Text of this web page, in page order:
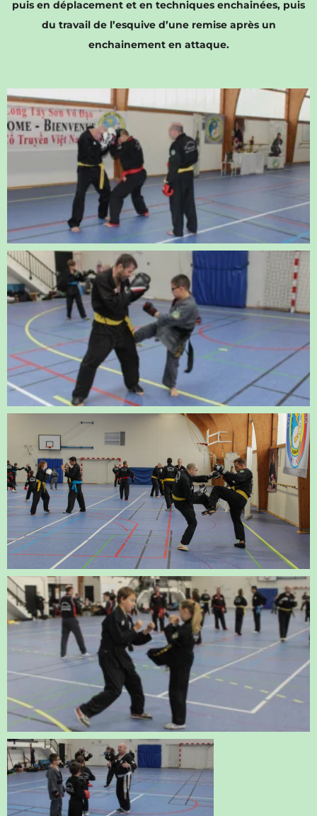
puis en déplacement et en techniques enchainées, puis
du travail de l’esquive d’une remise après un
enchainement en attaque.